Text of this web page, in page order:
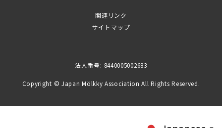
関連リンク
サイトマップ
法人番号: 8440005002683
Copyright © Japan Mölkky Association All Rights Reserved.